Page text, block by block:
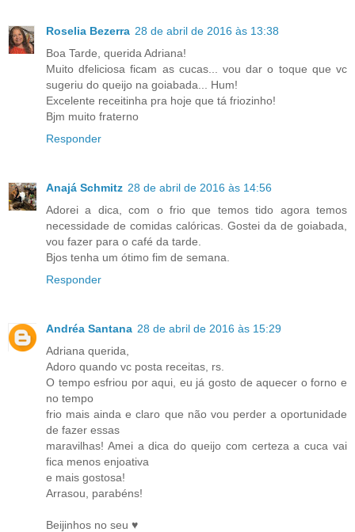
Roselia Bezerra 28 de abril de 2016 às 13:38
Boa Tarde, querida Adriana!
Muito dfeliciosa ficam as cucas... vou dar o toque que vc
sugeriu do queijo na goiabada... Hum!
Excelente receitinha pra hoje que tá friozinho!
Bjm muito fraterno
Responder
Anajá Schmitz 28 de abril de 2016 às 14:56
Adorei a dica, com o frio que temos tido agora temos
necessidade de comidas calóricas. Gostei da de goiabada,
vou fazer para o café da tarde.
Bjos tenha um ótimo fim de semana.
Responder
Andréa Santana 28 de abril de 2016 às 15:29
Adriana querida,
Adoro quando vc posta receitas, rs.
O tempo esfriou por aqui, eu já gosto de aquecer o forno e
no tempo
frio mais ainda e claro que não vou perder a oportunidade
de fazer essas
maravilhas! Amei a dica do queijo com certeza a cuca vai
fica menos enjoativa
e mais gostosa!
Arrasou, parabéns!
Beijinhos no seu ♥